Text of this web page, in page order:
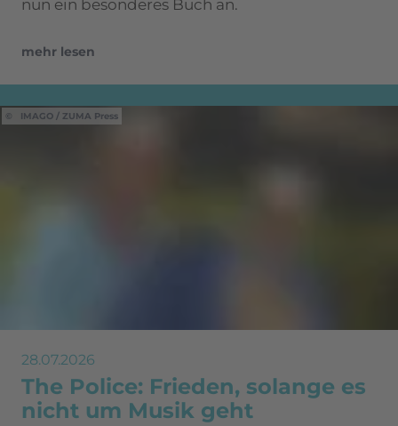
nun ein besonderes Buch an.
mehr lesen
IMAGO / ZUMA Press
28.07.2026
The Police: Frieden, solange es
nicht um Musik geht